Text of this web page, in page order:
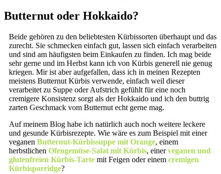
Butternut oder Hokkaido?
Beide gehören zu den beliebtesten Kürbissorten überhaupt und das
zurecht. Sie schmecken einfach gut, lassen sich einfach verarbeiten
und sind am häufigsten beim Einkaufen zu finden. Ich mag beide
sehr gerne und im Herbst kann ich von Kürbis generell nie genug
kriegen. Mir ist aber aufgefallen, dass ich in meinen Rezepten
meistens Butternut Kürbis verwende, einfach weil dieser
verarbeitet zu Suppe oder Aufstrich gefühlt für eine noch
cremigere Konsistenz sorgt als der Hokkaido und ich den buttrig
zarten Geschmack vom Butternut echt gerne mag.
Auf meinem Blog habe ich natürlich auch noch weitere leckere
und gesunde Kürbisrezepte. Wie wäre es zum Beispiel mit einer
veganen Butternut-Kürbissuppe mit Orange, einem
herbstlichen Ofengemüse-Salat mit Kürbis, einerveganen und
glutenfreien Kürbis-Tarte mit Feigen oder einem cremigen
Kürbisporridge?